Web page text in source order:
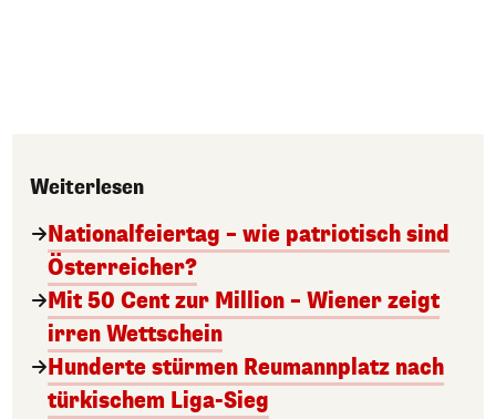
Weiterlesen
Nationalfeiertag – wie patriotisch sind
Österreicher?
Mit 50 Cent zur Million – Wiener zeigt
irren Wettschein
Hunderte stürmen Reumannplatz nach
türkischem Liga-Sieg